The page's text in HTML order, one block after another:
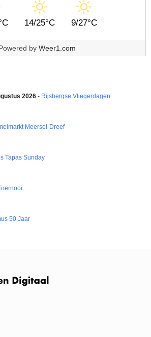
14/25°C 9/27°C
by Weer1.com
2026 - Rijsbergse Vliegerdagen
Meersel-Dreef
Tapas Sunday
50 Jaar